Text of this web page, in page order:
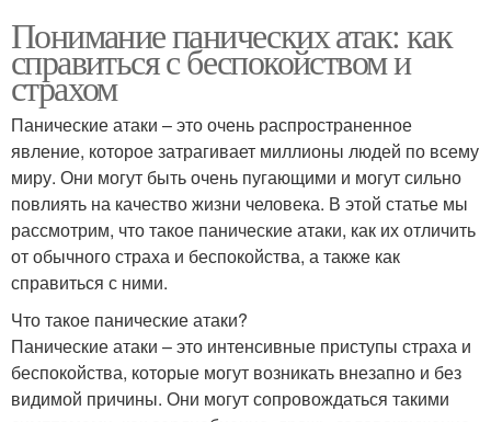
Понимание панических атак: как
справиться с беспокойством и
страхом
Панические атаки – это очень распространенное
явление, которое затрагивает миллионы людей по всему
миру. Они могут быть очень пугающими и могут сильно
повлиять на качество жизни человека. В этой статье мы
рассмотрим, что такое панические атаки, как их отличить
от обычного страха и беспокойства, а также как
справиться с ними.
Что такое панические атаки?
Панические атаки – это интенсивные приступы страха и
беспокойства, которые могут возникать внезапно и без
видимой причины. Они могут сопровождаться такими